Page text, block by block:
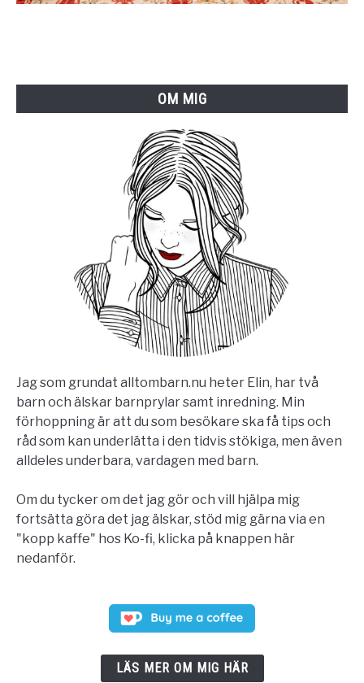
OM MIG
Jag som grundat alltombarn.nu heter Elin, har två
barn och älskar barnprylar samt inredning. Min
förhoppning är att du som besökare ska få tips och
råd som kan underlätta i den tidvis stökiga, men även
alldeles underbara, vardagen med barn.
Om du tycker om det jag gör och vill hjälpa mig
fortsätta göra det jag älskar, stöd mig gärna via en
"kopp kaffe" hos Ko-fi, klicka på knappen här
nedanför.
LÄS MER OM MIG HÄR